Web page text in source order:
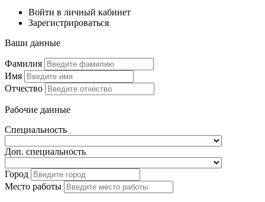
Войти в личный кабинет
Зарегистрироваться
Ваши данные
Фамилия
Имя
Отчество
Рабочие данные
Специальность
Доп. специальность
Город
Место работы